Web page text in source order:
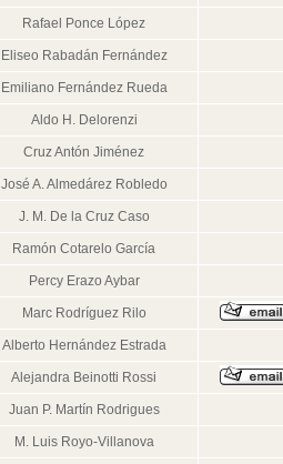
Rafael Ponce López
Eliseo Rabadán Fernández
Emiliano Fernández Rueda
Aldo H. Delorenzi
Cruz Antón Jiménez
José A. Almedárez Robledo
J. M. De la Cruz Caso
Ramón Cotarelo García
Percy Erazo Aybar
Marc Rodríguez Rilo
Alberto Hernández Estrada
Alejandra Beinotti Rossi
Juan P. Martín Rodrigues
M. Luis Royo-Villanova